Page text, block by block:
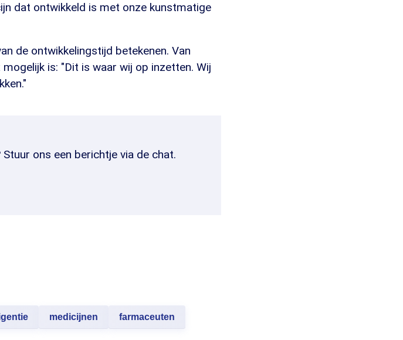
dat ontwikkeld is met onze kunstmatige
de ontwikkelingstijd betekenen. Van
is: "Dit is waar wij op inzetten. Wij
ons een berichtje via de chat.
medicijnen farmaceuten